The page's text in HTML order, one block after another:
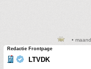
•
Redactie Frontpage
LTVDK